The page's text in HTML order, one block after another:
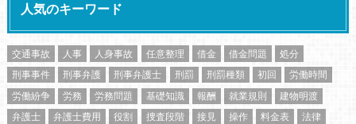
人気のキーワード
交通事故 人事 人身事故 任意整理 借金 借金問題
処分
刑事事件
刑事弁護 刑事弁護士 刑罰 刑罰種類 初回
労働時間
労働紛争
労務 労務問題 基礎知識 報酬 就業規則
建物明渡
弁護士
弁護士費用 役割 捜査段階 接見 操作 料金表
法律